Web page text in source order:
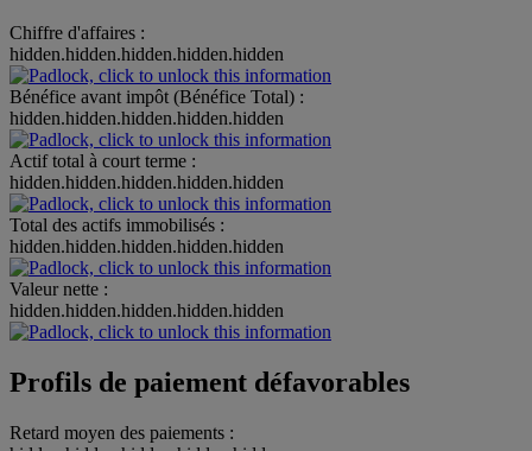
Chiffre d'affaires :
hidden.hidden.hidden.hidden.hidden
Bénéfice avant impôt (Bénéfice Total) :
hidden.hidden.hidden.hidden.hidden
Actif total à court terme :
hidden.hidden.hidden.hidden.hidden
Total des actifs immobilisés :
hidden.hidden.hidden.hidden.hidden
Valeur nette :
hidden.hidden.hidden.hidden.hidden
Profils de paiement défavorables
Retard moyen des paiements :